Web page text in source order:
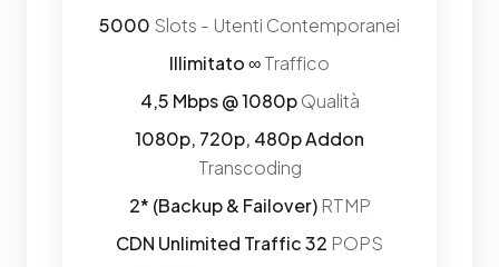
5000 Slots - Utenti Contemporanei
Illimitato ∞Traffico
4,5 Mbps @ 1080pQualità
1080p, 720p, 480p Addon
Transcoding
2* (Backup & Failover)RTMP
CDN Unlimited Traffic 32 POPS